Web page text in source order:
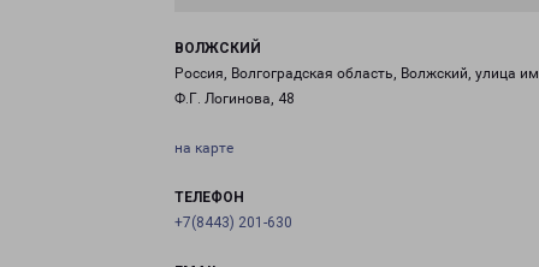
ВОЛЖСКИЙ
Россия, Волгоградская область, Волжский, улица
Ф.Г. Логинова, 48
на карте
ТЕЛЕФОН
+7(8443) 201-630